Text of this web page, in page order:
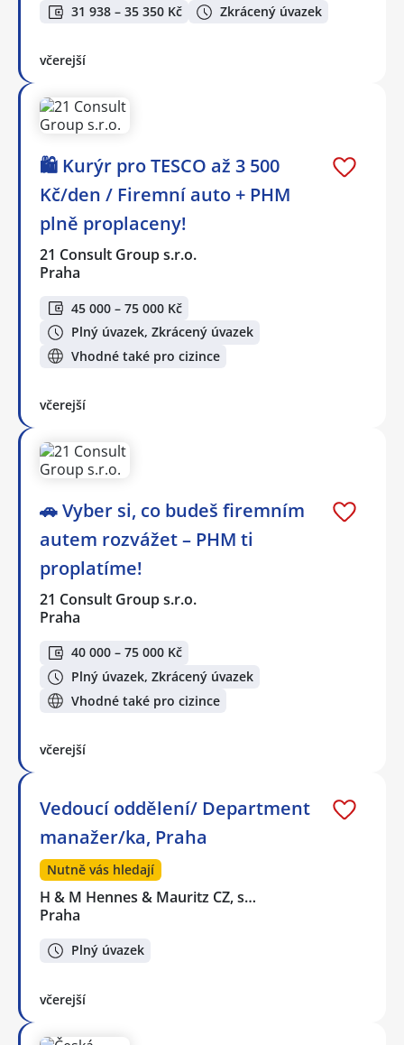
31 938 – 35 350 Kč Zkrácený úvazek
včerejší
🛍️ Kurýr pro TESCO až 3 500
Kč/den / Firemní auto + PHM
plně proplaceny!
21 Consult Group s.r.o.
Praha
45 000 – 75 000 Kč
Plný úvazek, Zkrácený úvazek
Vhodné také pro cizince
včerejší
🚗 Vyber si, co budeš firemním
autem rozvážet – PHM ti
proplatíme!
21 Consult Group s.r.o.
Praha
40 000 – 75 000 Kč
Plný úvazek, Zkrácený úvazek
Vhodné také pro cizince
včerejší
Vedoucí oddělení/ Department
manažer/ka, Praha
Nutně vás hledají
H & M Hennes & Mauritz CZ, s…
Praha
Plný úvazek
včerejší